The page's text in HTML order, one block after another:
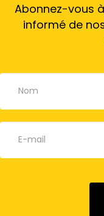
Abonnez-vous
informé de